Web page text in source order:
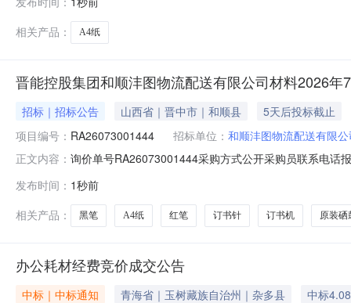
州市东乡区正德路59号联系方式：13879438778六、合
相关产品：
A4纸
晋能控股集团和顺沣图物流配送有限公司材料2026
招标｜招标公告 山西省｜晋中市｜和顺县
5天后投标截止
项目编号： RA26073001444 招标单位： 和顺沣图物流配送有限
正文内容： 询价单号RA26073001444采购方式公开采购员联系电话
力、Kaco）5.0盒2026-08-20订书机12号订书机同等质
发布时间： 1秒前
相关产品：
黑笔 A4纸 红笔 订书针 订书机 原装硒
办公耗材经费竞价成交公告
中标｜中标通知 青海省｜玉树藏族自治州｜杂多县
中标